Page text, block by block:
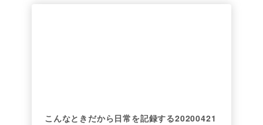
こんなときだから日常を記録する20200421